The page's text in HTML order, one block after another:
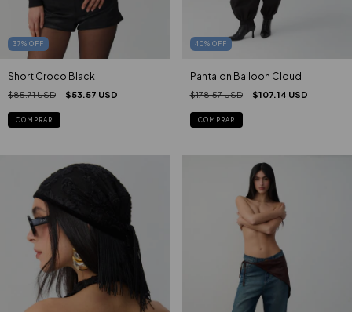
37% OFF
Short Croco Black
$85.71 USD $53.57 USD
COMPRAR
40% OFF
Pantalon Balloon Cloud
$178.57 USD $107.14 USD
COMPRAR